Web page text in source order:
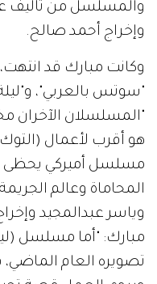
والمسلسل من تأليف
وإخراج أحمد صالح.
وكانت مبارك قد
"سوتس بالعربي"،
"المسلسلان الآخران
هو أقرب لأعمال
مسلسل أميركي يحظى
المحاماة وعالم
وياسر عبدالمجيد
مبارك: "أما مسلسل
تصويره العام